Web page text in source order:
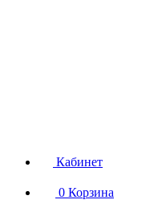
Кабинет
0 Корзина